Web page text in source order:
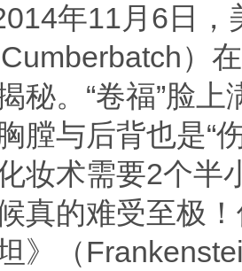
年11月6日
Cumberbatch）
秘。“卷福”脸
膛与后背也是“
妆术需要2个半
真的难受至极
坦》（